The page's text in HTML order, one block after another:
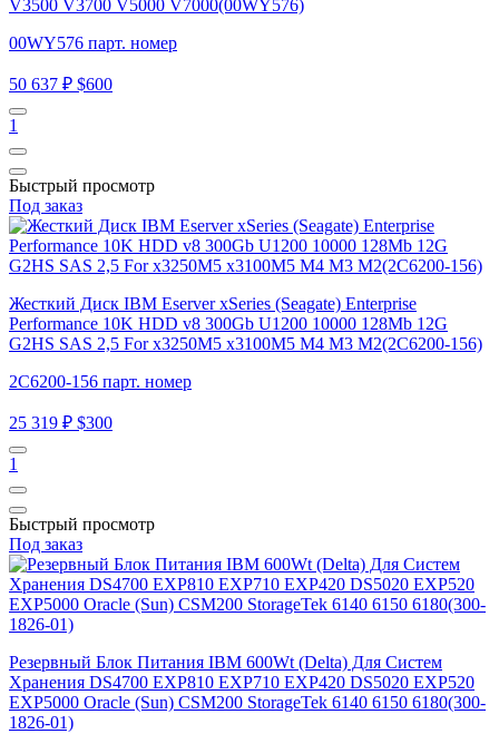
V3500 V3700 V5000 V7000(00WY576)
00WY576 парт. номер
50 637 ₽ $600
1
Быстрый просмотр
Под заказ
Жесткий Диск IBM Eserver xSeries (Seagate) Enterprise
Performance 10K HDD v8 300Gb U1200 10000 128Mb 12G
G2HS SAS 2,5 For x3250M5 x3100M5 M4 M3 M2(2C6200-156)
2C6200-156 парт. номер
25 319 ₽ $300
1
Быстрый просмотр
Под заказ
Резервный Блок Питания IBM 600Wt (Delta) Для Систем
Хранения DS4700 EXP810 EXP710 EXP420 DS5020 EXP520
EXP5000 Oracle (Sun) CSM200 StorageTek 6140 6150 6180(300-
1826-01)